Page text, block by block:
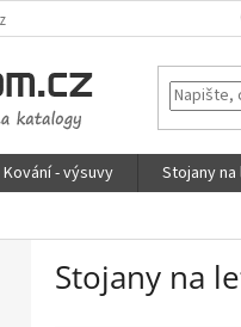
Kování - výsuvy Stojany
Stojany na